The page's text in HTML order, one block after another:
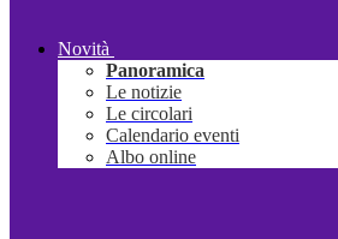
Novità
Panoramica
Le notizie
Le circolari
Calendario eventi
Albo online